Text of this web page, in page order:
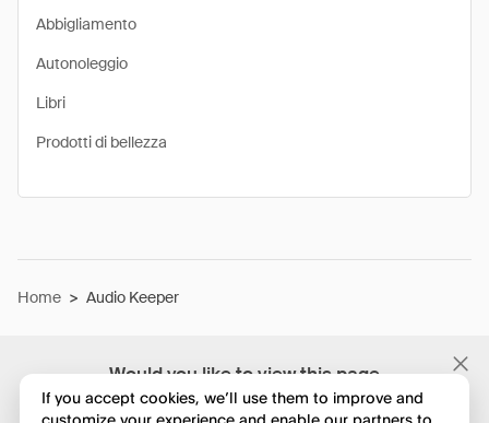
Would you like to view this page
in English?
Abbigliamento
Autonoleggio
Libri
Prodotti di bellezza
Home > Audio Keeper
If you accept cookies, we’ll use them to improve and
customize your experience and enable our partners to